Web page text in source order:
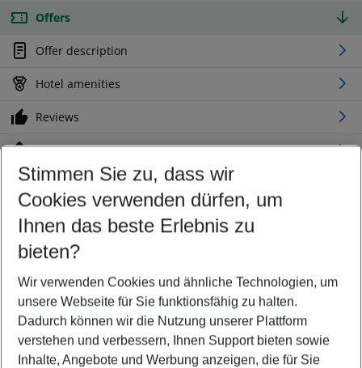
Offers
Offer description
Hotel amenities
Reviews
Location
Customize your offer
Find the perfect deal which suits your best
Your departure airport
Any airport
Select your date range
12/08/26–10/08/27 5-8 nights
Who will travel
2 adults No children
Stimmen Sie zu, dass wir
Cookies verwenden dürfen, um
Ihnen das beste Erlebnis zu
bieten?
Wir verwenden Cookies und ähnliche Technologien, um
unsere Webseite für Sie funktionsfähig zu halten.
Dadurch können wir die Nutzung unserer Plattform
verstehen und verbessern, Ihnen Support bieten sowie
Inhalte, Angebote und Werbung anzeigen, die für Sie